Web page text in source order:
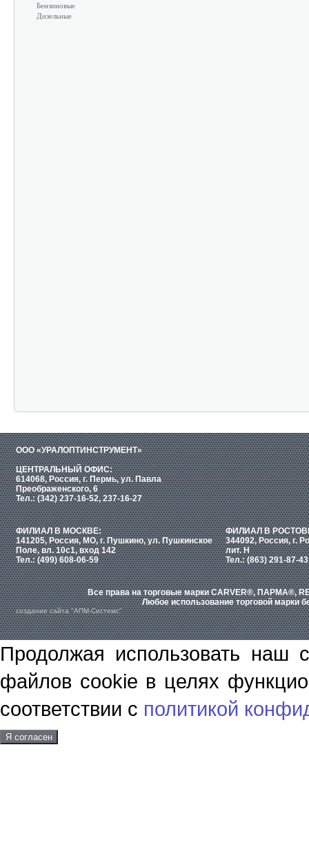
Бензиновые
Дизельные
ООО «УРАЛОПТИНСТРУМЕНТ»
ЦЕНТРАЛЬНЫЙ ОФИС:
614068, Россия, г. Пермь, ул. Павла
Преображенского, 6
Тел.: (342) 237-16-52, 237-16-27
ФИЛИАЛ В МОСКВЕ:
141205, Россия, МО, г. Пушкино, ул. Пушкинское
Поле, вл. 10с1, вход 142
Тел.: (499) 608-06-59
ФИЛИАЛ В
344092, Россия, г.
лит. Н
Тел.: (863) 291-87-43
Все права на торговые марки CARVER®, ПАРМА®,
Любое использование торговой марки
создание сайта "АПМ-Системс"
Продолжая использовать наш
файлов cookie в целях
соответствии с политикой
Я согласен